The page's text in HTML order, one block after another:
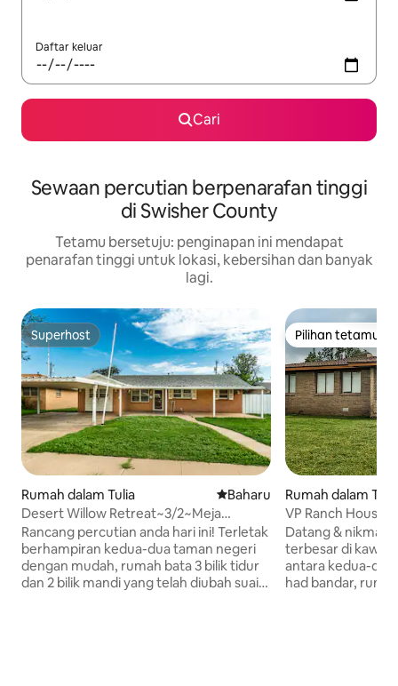
Daftar keluar
Cari
Sewaan percutian berpenarafan tinggi
di Swisher County
Tetamu bersetuju: penginapan ini mendapat
penarafan tinggi untuk lokasi, kebersihan dan banyak
lagi.
Superhost
Superhost
Rumah dalam Tulia Tempat penginapan baharu
Baharu
Desert Willow Retreat~3/2~Meja
Bilik~BAGUS!
Rancang percutian anda hari ini! Terletak
berhampiran kedua-dua taman negeri
dengan mudah, rumah bata 3 bilik tidur
dan 2 bilik mandi yang telah diubah suai
Pilihan tetamu
Pilihan tetamu
Rumah dalam
VP Ranch
Nicest Home!
Datang & nikmati
terbesar di
antara kedua-dua
had bandar,